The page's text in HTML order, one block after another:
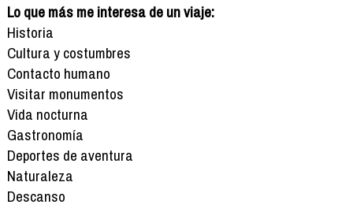
Lo que más me interesa de un viaje:
Historia
Cultura y costumbres
Contacto humano
Visitar monumentos
Vida nocturna
Gastronomía
Deportes de aventura
Naturaleza
Descanso